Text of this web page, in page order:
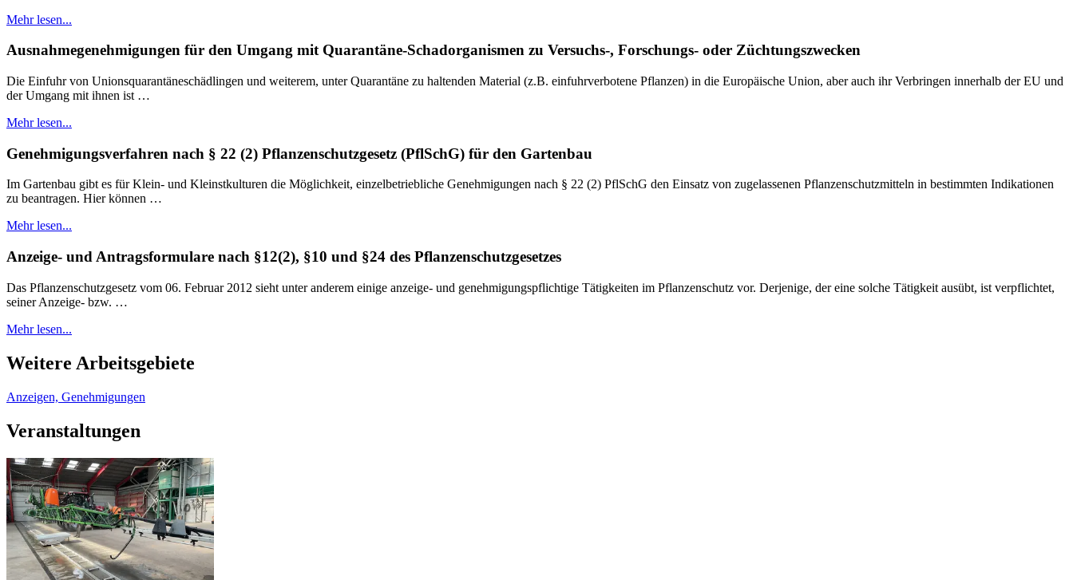
Mehr lesen...
Ausnahmegenehmigungen für den Umgang mit Quarantäne-Schadorganismen zu Versuchs-, Forschungs- oder Züchtungszwecken
Die Einfuhr von Unionsquarantäneschädlingen und weiterem, unter Quarantäne zu haltenden Material (z.B. einfuhrverbotene Pflanzen) in die Europäische Union, aber auch ihr Verbringen innerhalb der EU und
der Umgang mit ihnen ist …
Mehr lesen...
Genehmigungsverfahren nach § 22 (2) Pflanzenschutzgesetz (PflSchG) für den Gartenbau
Im Gartenbau gibt es für Klein- und Kleinstkulturen die Möglichkeit, einzelbetriebliche Genehmigungen nach § 22 (2) PflSchG den Einsatz von zugelassenen Pflanzenschutzmitteln in bestimmten Indikationen
zu beantragen. Hier können …
Mehr lesen...
Anzeige- und Antragsformulare nach §12(2), §10 und §24 des Pflanzenschutzgesetzes
Das Pflanzenschutzgesetz vom 06. Februar 2012 sieht unter anderem einige anzeige- und genehmigungspflichtige Tätigkeiten im Pflanzenschutz vor. Derjenige, der eine solche Tätigkeit ausübt, ist verpflichtet,
seiner Anzeige- bzw. …
Mehr lesen...
Weitere Arbeitsgebiete
Anzeigen, Genehmigungen
Veranstaltungen